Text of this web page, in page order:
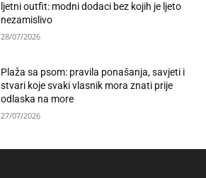
ljetni outfit: modni dodaci bez kojih je ljeto
nezamislivo
28/07/2026
Plaža sa psom: pravila ponašanja, savjeti i
stvari koje svaki vlasnik mora znati prije
odlaska na more
27/07/2026